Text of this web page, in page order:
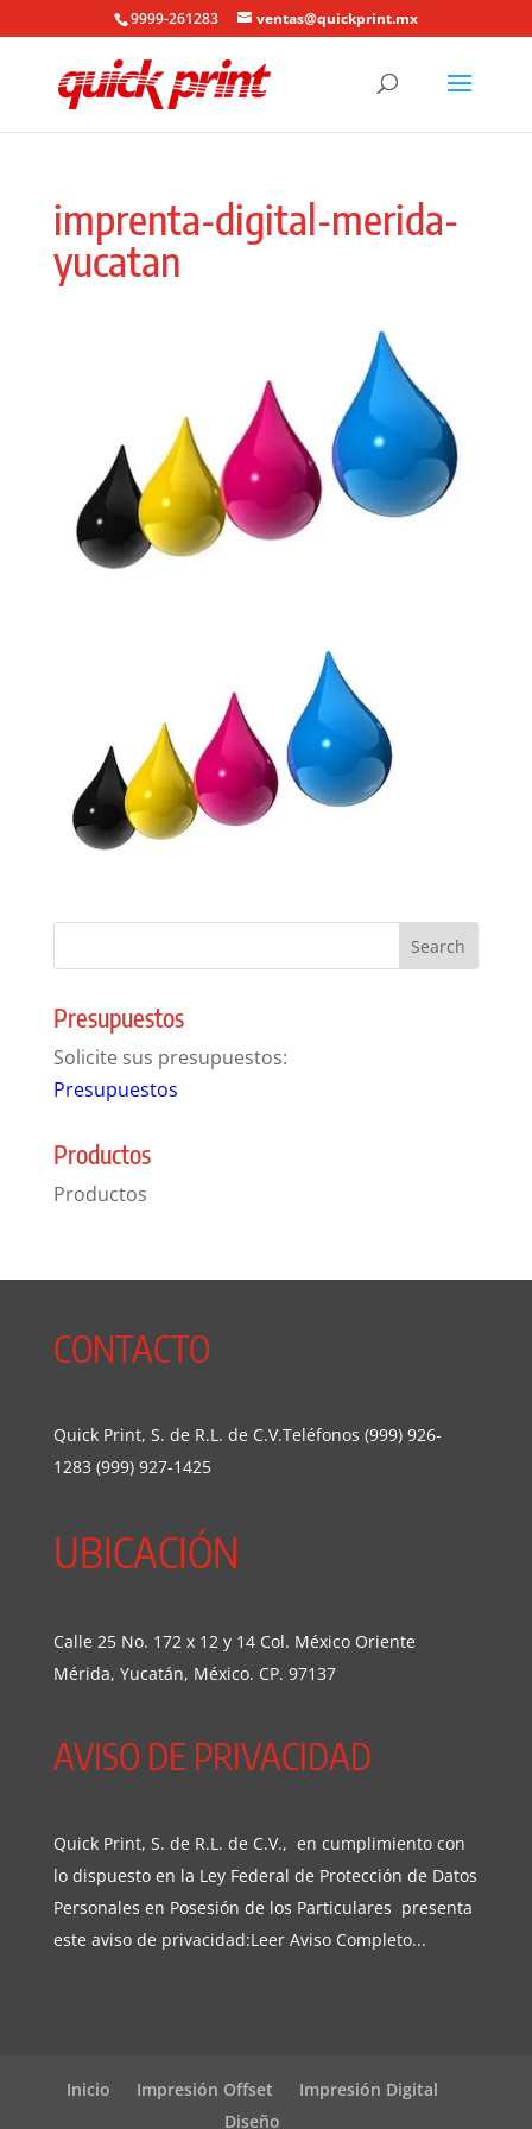
9999-261283 ventas@quickprint.mx
imprenta-digital-merida-
yucatan
Presupuestos
Solicite sus presupuestos:
Presupuestos
Productos
Productos
CONTACTO
Quick Print, S. de R.L. de C.V.Teléfonos (999) 926-
1283 (999) 927-1425
UBICACIÓN
Calle 25 No. 172 x 12 y 14 Col. México Oriente
Mérida, Yucatán, México. CP. 97137
AVISO DE PRIVACIDAD
Quick Print, S. de R.L. de C.V., en cumplimiento con
lo dispuesto en la Ley Federal de Protección de Datos
Personales en Posesión de los Particulares presenta
este aviso de privacidad:Leer Aviso Completo...
Inicio Impresión Offset
Impresión Digital
Diseño